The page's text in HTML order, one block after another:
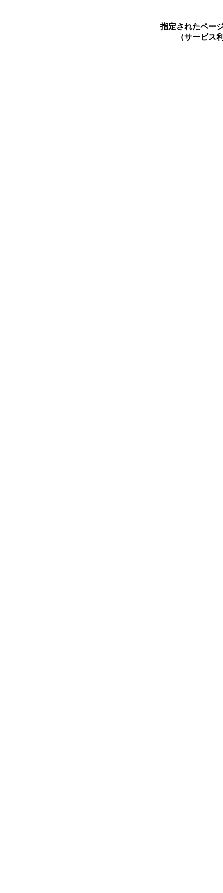
指定されたペー
（サービス